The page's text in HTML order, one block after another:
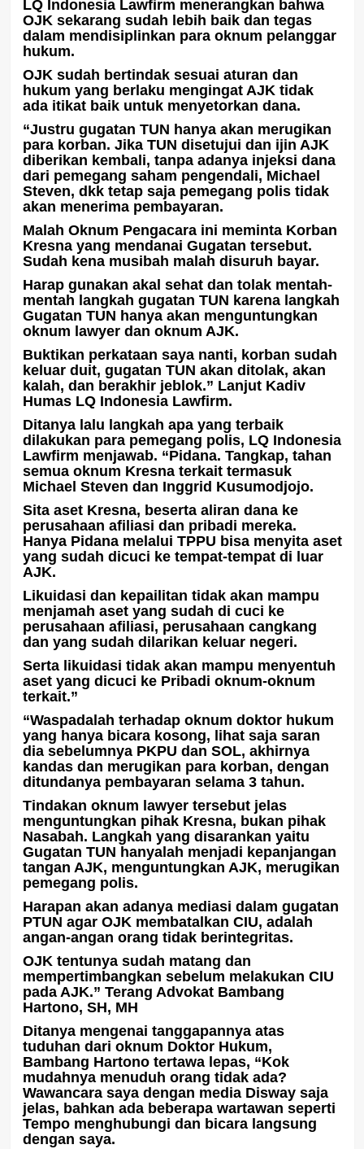
LQ Indonesia Lawfirm menerangkan bahwa
OJK sekarang sudah lebih baik dan tegas
dalam mendisiplinkan para oknum pelanggar
hukum.
OJK sudah bertindak sesuai aturan dan
hukum yang berlaku mengingat AJK tidak
ada itikat baik untuk menyetorkan dana.
“Justru gugatan TUN hanya akan merugikan
para korban. Jika TUN disetujui dan ijin AJK
diberikan kembali, tanpa adanya injeksi dana
dari pemegang saham pengendali, Michael
Steven, dkk tetap saja pemegang polis tidak
akan menerima pembayaran.
Malah Oknum Pengacara ini meminta Korban
Kresna yang mendanai Gugatan tersebut.
Sudah kena musibah malah disuruh bayar.
Harap gunakan akal sehat dan tolak mentah-
mentah langkah gugatan TUN karena langkah
Gugatan TUN hanya akan menguntungkan
oknum lawyer dan oknum AJK.
Buktikan perkataan saya nanti, korban sudah
keluar duit, gugatan TUN akan ditolak, akan
kalah, dan berakhir jeblok.” Lanjut Kadiv
Humas LQ Indonesia Lawfirm.
Ditanya lalu langkah apa yang terbaik
dilakukan para pemegang polis, LQ Indonesia
Lawfirm menjawab. “Pidana. Tangkap, tahan
semua oknum Kresna terkait termasuk
Michael Steven dan Inggrid Kusumodjojo.
Sita aset Kresna, beserta aliran dana ke
perusahaan afiliasi dan pribadi mereka.
Hanya Pidana melalui TPPU bisa menyita aset
yang sudah dicuci ke tempat-tempat di luar
AJK.
Likuidasi dan kepailitan tidak akan mampu
menjamah aset yang sudah di cuci ke
perusahaan afiliasi, perusahaan cangkang
dan yang sudah dilarikan keluar negeri.
Serta likuidasi tidak akan mampu menyentuh
aset yang dicuci ke Pribadi oknum-oknum
terkait.”
“Waspadalah terhadap oknum doktor hukum
yang hanya bicara kosong, lihat saja saran
dia sebelumnya PKPU dan SOL, akhirnya
kandas dan merugikan para korban, dengan
ditundanya pembayaran selama 3 tahun.
Tindakan oknum lawyer tersebut jelas
menguntungkan pihak Kresna, bukan pihak
Nasabah. Langkah yang disarankan yaitu
Gugatan TUN hanyalah menjadi kepanjangan
tangan AJK, menguntungkan AJK, merugikan
pemegang polis.
Harapan akan adanya mediasi dalam gugatan
PTUN agar OJK membatalkan CIU, adalah
angan-angan orang tidak berintegritas.
OJK tentunya sudah matang dan
mempertimbangkan sebelum melakukan CIU
pada AJK.” Terang Advokat Bambang
Hartono, SH, MH
Ditanya mengenai tanggapannya atas
tuduhan dari oknum Doktor Hukum,
Bambang Hartono tertawa lepas, “Kok
mudahnya menuduh orang tidak ada?
Wawancara saya dengan media Disway saja
jelas, bahkan ada beberapa wartawan seperti
Tempo menghubungi dan bicara langsung
dengan saya.